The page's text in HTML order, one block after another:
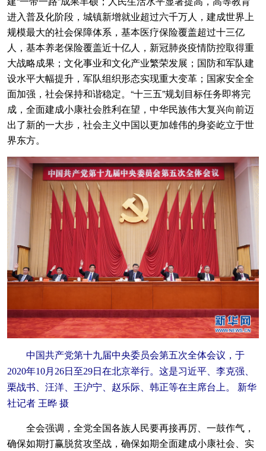
进入普及化阶段，城镇新增就业超过六千万人，建成世界上
规模最大的社会保障体系，基本医疗保险覆盖超过十三亿
人，基本养老保险覆盖近十亿人，新冠肺炎疫情防控取得重
大战略成果；文化事业和文化产业繁荣发展；国防和军队建
设水平大幅提升，军队组织形态实现重大变革；国家安全全
面加强，社会保持和谐稳定。“十三五”规划目标任务即将完
成，全面建成小康社会胜利在望，中华民族伟大复兴向前迈
出了新的一大步，社会主义中国以更加雄伟的身姿屹立于世
界东方。
中国共产党第十九届中央委员会第五次全体会议，于
2020年10月26日至29日在北京举行。这是习近平、李克强、
栗战书、汪洋、王沪宁、赵乐际、韩正等在主席台上。 新华
社记者 王晔 摄
全会强调，全党全国各族人民要再接再厉、一鼓作气，
确保如期打赢脱贫攻坚战，确保如期全面建成小康社会、实